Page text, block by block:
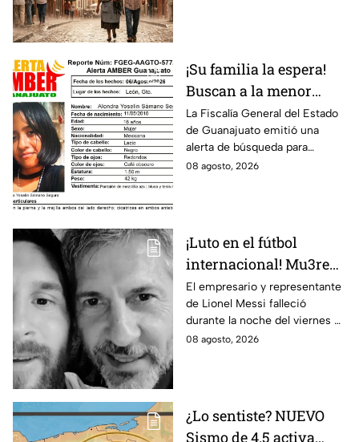
¡Su familia la espera!
Buscan a la menor
Alondra Yoselin
Samano Segura
desaparecida en León
La Fiscalía General del Estado
de Guanajuato emitió una
alerta de búsqueda para
localizar a la menor Alondra
08 agosto, 2026
¡Luto en el fútbol
internacional! Mu3re
Jorge Messi padre de
Lionel; esto se sabe
El empresario y representante
de Lionel Messi falleció
durante la noche del viernes 7
de agosto en Argentina
08 agosto, 2026
¿Lo sentiste? NUEVO
Sismo de 4.5 activa